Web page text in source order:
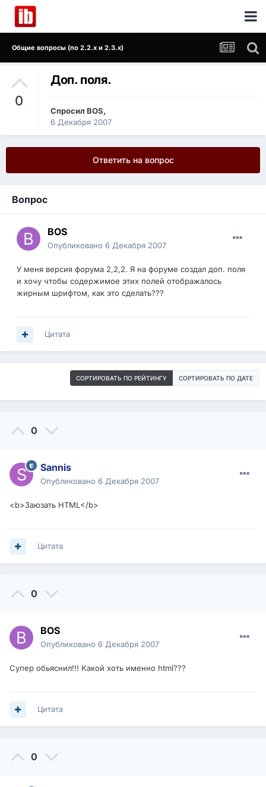
Общие вопросы (по 2.2.x и 2.3.x)
0
Доп. поля.
Спросил BOS,
6 Декабря 2007
Ответить на вопрос
Вопрос
BOS
Опубликовано 6 Декабря 2007
У меня версия форума 2,2,2. Я на форуме создал доп. поля
и хочу чтобы содержимое этих полей отображалось
жирным шрифтом, как это сделать???
Цитата
СОРТИРОВАТЬ ПО РЕЙТИНГУ СОРТИРОВАТЬ ПО ДАТЕ
0
Sannis
Опубликовано 6 Декабря 2007
<b>Заюзать HTML</b>
Цитата
0
BOS
Опубликовано 6 Декабря 2007
Супер обьяснил!!! Какой хоть именно html???
Цитата
0